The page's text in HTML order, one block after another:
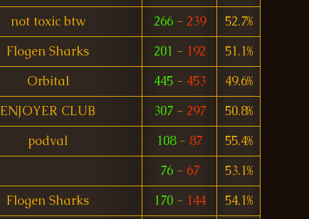
not toxic btw 266- 239
52.7%
Flogen Sharks 201 - 192
51.1%
Orbital 445- 453
49.6%
ENJOYER CLUB 307- 297
50.8%
podval 108- 87
55.4%
76- 67
53.1%
Flogen Sharks 170- 144
54.1%